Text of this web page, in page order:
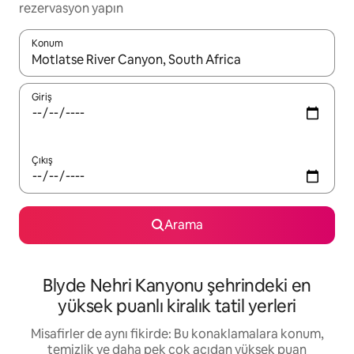
rezervasyon yapın
Konum
Sonuçlar kullanılabilir olduğunda yukarı ve aşağı oklarıyla
Giriş
Çıkış
Arama
Blyde Nehri Kanyonu şehrindeki en
yüksek puanlı kiralık tatil yerleri
Misafirler de aynı fikirde: Bu konaklamalara konum,
temizlik ve daha pek çok açıdan yüksek puan